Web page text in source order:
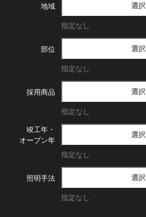
地域 選択
指定なし
部位 選択
指定なし
採用商品 選択
指定なし
竣工年・
オープン年
選択
指定なし
照明手法 選択
指定なし